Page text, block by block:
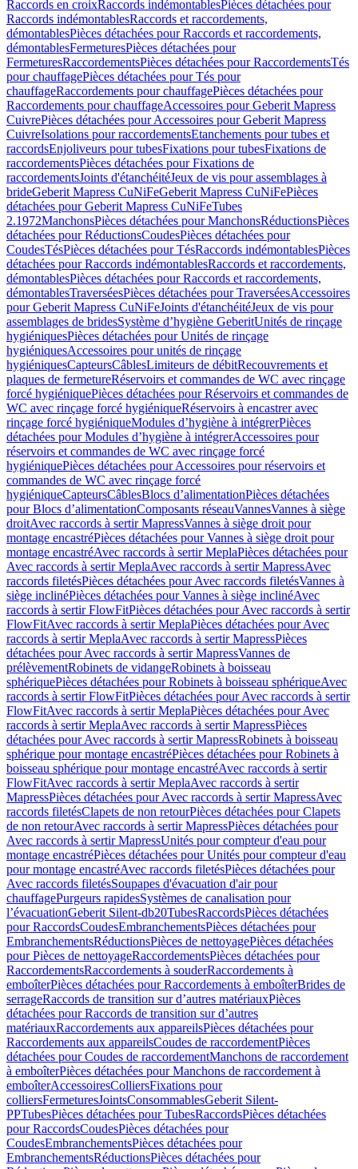
Raccords en croixRaccords indémontablesPièces détachées pour
Raccords indémontablesRaccords et raccordements,
démontablesPièces détachées pour Raccords et raccordements,
démontablesFermeturesPièces détachées pour
FermeturesRaccordementsPièces détachées pour RaccordementsTés
pour chauffagePièces détachées pour Tés pour
chauffageRaccordements pour chauffagePièces détachées pour
Raccordements pour chauffageAccessoires pour Geberit Mapress
CuivrePièces détachées pour Accessoires pour Geberit Mapress
CuivreIsolations pour raccordementsEtanchements pour tubes et
raccordsEnjoliveurs pour tubesFixations pour tubesFixations de
raccordementsPièces détachées pour Fixations de
raccordementsJoints d'étanchéitéJeux de vis pour assemblages à
brideGeberit Mapress CuNiFeGeberit Mapress CuNiFePièces
détachées pour Geberit Mapress CuNiFeTubes
2.1972ManchonsPièces détachées pour ManchonsRéductionsPièces
détachées pour RéductionsCoudesPièces détachées pour
CoudesTésPièces détachées pour TésRaccords indémontablesPièces
détachées pour Raccords indémontablesRaccords et raccordements,
démontablesPièces détachées pour Raccords et raccordements,
démontablesTraverséesPièces détachées pour TraverséesAccessoires
pour Geberit Mapress CuNiFeJoints d'étanchéitéJeux de vis pour
assemblages de bridesSystème d’hygiène GeberitUnités de rinçage
hygiéniquesPièces détachées pour Unités de rinçage
hygiéniquesAccessoires pour unités de rinçage
hygiéniquesCapteursCâblesLimiteurs de débitRecouvrements et
plaques de fermetureRéservoirs et commandes de WC avec rinçage
forcé hygiéniquePièces détachées pour Réservoirs et commandes de
WC avec rinçage forcé hygiéniqueRéservoirs à encastrer avec
rinçage forcé hygiéniqueModules d’hygiène à intégrerPièces
détachées pour Modules d’hygiène à intégrerAccessoires pour
réservoirs et commandes de WC avec rinçage forcé
hygiéniquePièces détachées pour Accessoires pour réservoirs et
commandes de WC avec rinçage forcé
hygiéniqueCapteursCâblesBlocs d’alimentationPièces détachées
pour Blocs d’alimentationComposants réseauVannesVannes à siège
droitAvec raccords à sertir MapressVannes à siège droit pour
montage encastréPièces détachées pour Vannes à siège droit pour
montage encastréAvec raccords à sertir MeplaPièces détachées pour
Avec raccords à sertir MeplaAvec raccords à sertir MapressAvec
raccords filetésPièces détachées pour Avec raccords filetésVannes à
siège inclinéPièces détachées pour Vannes à siège inclinéAvec
raccords à sertir FlowFitPièces détachées pour Avec raccords à sertir
FlowFitAvec raccords à sertir MeplaPièces détachées pour Avec
raccords à sertir MeplaAvec raccords à sertir MapressPièces
détachées pour Avec raccords à sertir MapressVannes de
prélèvementRobinets de vidangeRobinets à boisseau
sphériquePièces détachées pour Robinets à boisseau sphériqueAvec
raccords à sertir FlowFitPièces détachées pour Avec raccords à sertir
FlowFitAvec raccords à sertir MeplaPièces détachées pour Avec
raccords à sertir MeplaAvec raccords à sertir MapressPièces
détachées pour Avec raccords à sertir MapressRobinets à boisseau
sphérique pour montage encastréPièces détachées pour Robinets à
boisseau sphérique pour montage encastréAvec raccords à sertir
FlowFitAvec raccords à sertir MeplaAvec raccords à sertir
MapressPièces détachées pour Avec raccords à sertir MapressAvec
raccords filetésClapets de non retourPièces détachées pour Clapets
de non retourAvec raccords à sertir MapressPièces détachées pour
Avec raccords à sertir MapressUnités pour compteur d'eau pour
montage encastréPièces détachées pour Unités pour compteur d'eau
pour montage encastréAvec raccords filetésPièces détachées pour
Avec raccords filetésSoupapes d'évacuation d'air pour
chauffagePurgeurs rapidesSystèmes de canalisation pour
l’évacuationGeberit Silent-db20TubesRaccordsPièces détachées
pour RaccordsCoudesEmbranchementsPièces détachées pour
EmbranchementsRéductionsPièces de nettoyagePièces détachées
pour Pièces de nettoyageRaccordementsPièces détachées pour
RaccordementsRaccordements à souderRaccordements à
emboîterPièces détachées pour Raccordements à emboîterBrides de
serrageRaccords de transition sur d’autres matériauxPièces
détachées pour Raccords de transition sur d’autres
matériauxRaccordements aux appareilsPièces détachées pour
Raccordements aux appareilsCoudes de raccordementPièces
détachées pour Coudes de raccordementManchons de raccordement
à emboîterPièces détachées pour Manchons de raccordement à
emboîterAccessoiresColliersFixations pour
colliersFermeturesJointsConsommablesGeberit Silent-
PPTubesPièces détachées pour TubesRaccordsPièces détachées
pour RaccordsCoudesPièces détachées pour
CoudesEmbranchementsPièces détachées pour
EmbranchementsRéductionsPièces détachées pour